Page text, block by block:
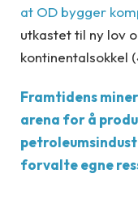
at OD bygger
utkastet til ny lov
kontinentalsokkel
Framtidens
arena for å
forvalte egne